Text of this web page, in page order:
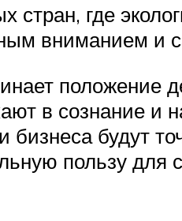
стран, где
вниманием и
положение
в сознание и
бизнеса будут
пользу